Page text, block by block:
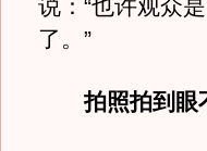
说：“也许观众
了。”
拍照拍到眼